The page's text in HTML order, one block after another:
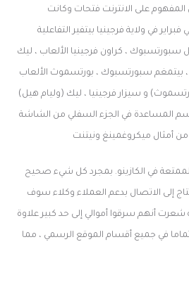
المفهوم على الانترنت فتحات وكانت
في ولاية فرجينيا بيتفير التفاعلية
سبورتسبوك ، كراون فرجينيا الألعاب ، ليك
سبورتسبوك ، بورتسموث الألعاب
و سيزار فرجينيا ، ليك (وليام هيل)
المساعدة في الجزء السفلي من الشاشة
أمثال ميكروغمينغ ونيتنت
في الكازينو. بمجرد كل شيء صحيح
إلى الاتصال بدعم العملاء وكلاء سوف
أنهم سرقوا أموالي إلى حد كبير علاوة
في جميع أقسام الموقع الرسمي ، مما